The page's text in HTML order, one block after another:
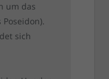
um das
sich